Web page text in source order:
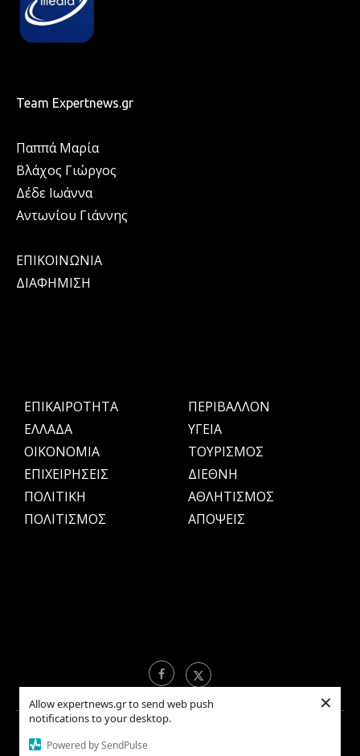
Allow expertnews.gr to send web push
notifications to your desktop.
Powered by SendPulse
×
Team Expertnews.gr
Παππά Μαρία
Βλάχος Γιώργος
Δέδε Ιωάννα
Αντωνίου Γιάννης
ΕΠΙΚΟΙΝΩΝΙΑ
ΔΙΑΦΗΜΙΣΗ
ΕΠΙΚΑΙΡΟΤΗΤΑ
ΕΛΛΑΔΑ
OIKONOMIA
ΕΠΙΧΕΙΡΗΣΕΙΣ
ΠΟΛΙΤΙΚΗ
ΠΟΛΙΤΙΣΜΟΣ
ΠΕΡΙΒΑΛΛΟΝ
ΥΓΕΙΑ
ΤΟΥΡΙΣΜΟΣ
ΔΙΕΘΝΗ
ΑΘΛΗΤΙΣΜΟΣ
ΑΠΟΨΕΙΣ